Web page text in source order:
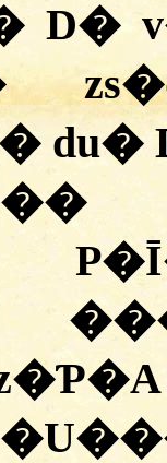
D�
du�